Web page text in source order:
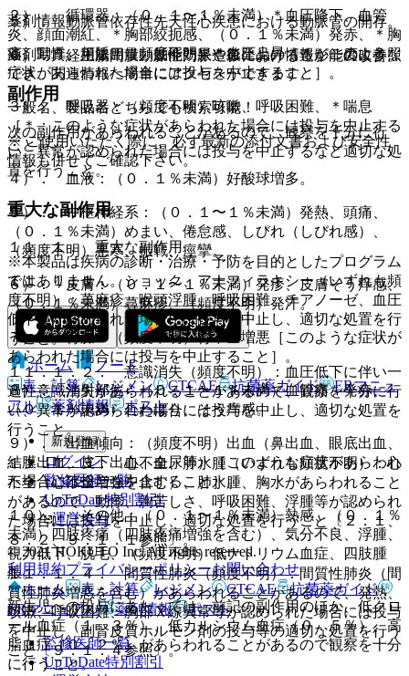
２）． 循環器：（０．１〜１％未満）＊血圧降下、血管
炎、顔面潮紅、＊胸部絞扼感、（０．１％未満）発赤、＊胸
痛、動悸、頻脈、（頻度不明）＊血圧上昇［＊：このような
症状があらわれた場合には投与を中止すること］。
３）． 呼吸器：（頻度不明）咳嗽、呼吸困難、＊喘息
［＊：このような症状があらわれた場合には投与を中止する
こと］。
４）． 血液：（０．１％未満）好酸球増多。
５）． 中枢神経系：（０．１〜１％未満）発熱、頭痛、
（０．１％未満）めまい、倦怠感、しびれ（しびれ感）、
（頻度不明）悪寒、振戦、痙攣。
６）． 皮膚：（０．１〜１％未満）発疹、皮膚そう痒感、
（０．１％未満）蕁麻疹、（頻度不明）発汗。
７）． 腎臓：（頻度不明）腎不全増悪［このような症状が
あらわれた場合には投与を中止すること］。
８）． 注射部位：（０．１〜１％未満）血管痛、発赤、
（０．１％未満）こわばり、そう痒感。
９）． 出血傾向：（頻度不明）出血（鼻出血、眼底出血、
結膜出血、皮下出血、血尿等）［このような症状があらわれ
た場合には投与を中止すること］。
１０）． その他：（０．１〜１％未満）熱感、（０．１％
未満）四肢疼痛（四肢疼痛増強を含む）、気分不良、浮腫、
視力低下、脱毛、（頻度不明）低ナトリウム血症、四肢腫
脹。
新生児への投与にあたっては、前記の副作用のほか、低クロ
ール血症（１．３％）、低カルシウム血症（０．５％）、高
脂血症（０．２％）があらわれることがあるので観察を十分
に行うこと。
５）． 動脈管依存性先天性心疾患における動脈管の開存。
６）． 経上腸間膜動脈性門脈造影における造影能の改善。
副作用
次の副作用があらわれることがあるので、観察を十分に行
い、異常が認められた場合には投与を中止するなど適切な処
置を行うこと。
重大な副作用
１１．１． 重大な副作用
１１．１．１． ショック、アナフィラキシー（いずれも頻
度不明）：蕁麻疹、喉頭浮腫、呼吸困難、チアノーゼ、血圧
低下等が認められた場合には投与を中止し、適切な処置を行
うこと。
１１．１．２． 意識消失（頻度不明）：血圧低下に伴い一
過性意識消失があらわれることがあるので、観察を十分に行
い、異常が認められた場合には投与を中止し、適切な処置を
行うこと。
１１．１．３． 心不全、肺水腫（いずれも頻度不明）：心
不全（心不全増強を含む）、肺水腫、胸水があらわれること
があるので、動悸、胸苦しさ、呼吸困難、浮腫等が認められ
た場合には投与を中止し、適切な処置を行うこと〔２．１、
８．２、９．１．１参照〕。
１１．１．４． 間質性肺炎（頻度不明）：間質性肺炎（間
質性肺炎増悪を含む）があらわれることがあるので、発熱、
咳嗽、呼吸困難、胸部Ｘ線異常等が認められた場合には投与
を中止し、副腎皮質ホルモン剤の投与等の適切な処置を行う
こと〔９．１．４参照〕。
薬剤情報
薬剤写真、用法用量、効能効果や後発品の情報が一度に参照
でき、関連情報へ簡単にアクセスができます。
一般名、製品名どちらでも検索可能！
※ ご使用いただく際に、必ず最新の添付文書および安全性
情報も併せてご確認下さい。
※本製品は疾病の診断・治療・予防を目的としたプログラム
ではありません。
ホーム
ノート
表・計算
レジメン CTCAE 抗菌薬ガイド
ERマニュ
アル
薬剤情報 ポスト
新規登録
ログイン
監修医師一覧
UpToDate特別割引
運営会社
© 2021 HOKUTO Inc. All rights reserved.
利用規約プライバシーポリシーお問い合わせ
ホーム
表・計算 レジメン CTCAE
抗菌薬ガイド
ERマニュアル
薬剤情報 ポスト
監修医師一覧
UpToDate特別割引